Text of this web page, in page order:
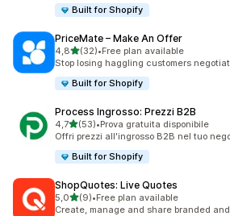
Built for Shopify
PriceMate – Make An Offer
4,8stelle su 5
(32)
32 recensioni totali
•Free plan available
Stop losing haggling customers
Built for Shopify
Process Ingrosso: Prezzi B2B
4,7stelle su 5
(53)
53 recensioni totali
•Prova gratuita disponibile
Offri prezzi all'ingrosso B2B nel tuo
Built for Shopify
ShopQuotes: Live Quotes
5,0stelle su 5
(9)
9 recensioni totali
•Free plan available
Create, manage and share branded